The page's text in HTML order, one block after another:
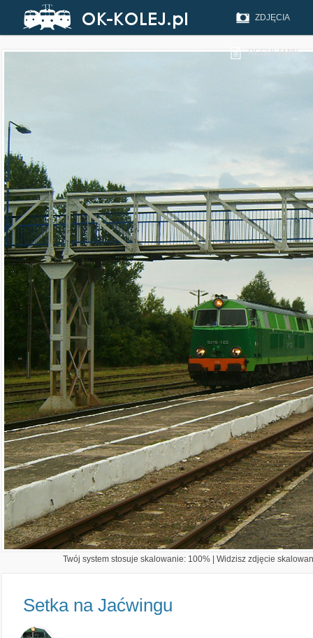
ZDJĘCIA
REGULAMIN
Twój system stosuje skalowanie: 100% | Widzisz zdjęcie
Setka na Jaćwingu